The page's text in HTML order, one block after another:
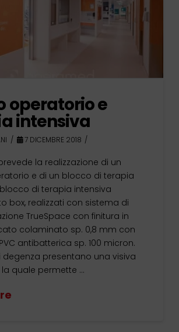
operatorio e
intensiva
7 DICEMBRE 2018
la realizzazione di un
e di un blocco di terapia
di terapia intensiva
box, realizzati con sistema di
TrueSpace con finitura in
colaminato sp. 0,8 mm con
antibatterica sp. 100 micron.
degenza presentano una visiva
quale permette …